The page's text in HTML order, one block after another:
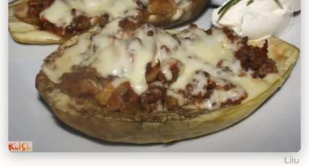
Liiu